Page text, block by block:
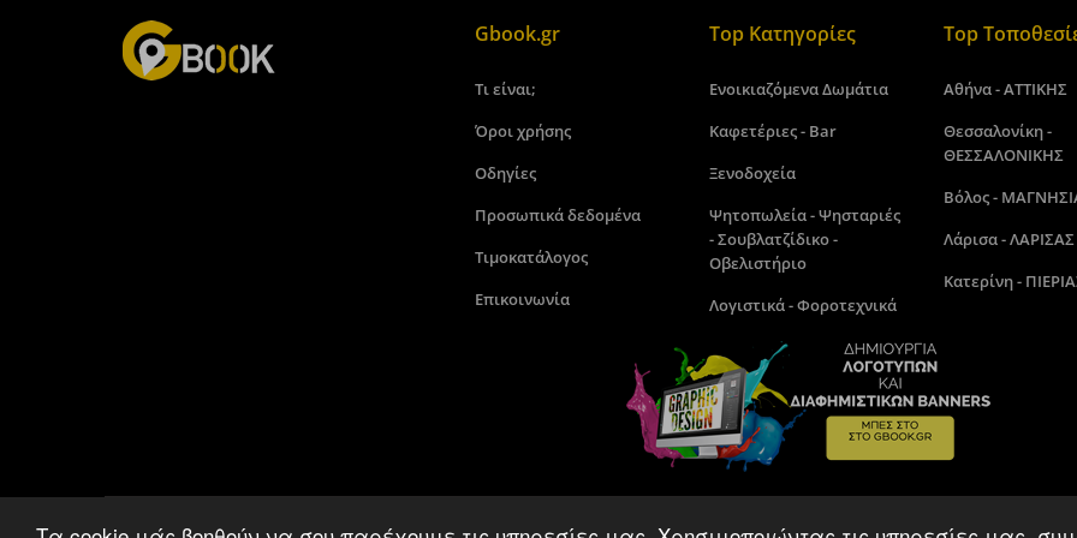
Gbook.gr
Τι είναι;
Όροι χρήσης
Οδηγίες
Προσωπικά δεδομένα
Τιμοκατάλογος
Επικοινωνία
Top Κατηγορίες
Ενοικιαζόμενα Δωμάτια
Καφετέριες - Bar
Ξενοδοχεία
Ψητοπωλεία - Ψησταριές
- Σουβλατζίδικο -
Οβελιστήριο
Λογιστικά - Φοροτεχνικά
Top
Αθήνα - ΑΤΤΙΚΗΣ
Θεσσαλονίκη -
ΘΕΣΣΑΛΟΝΙΚΗΣ
Βόλος -
Λάρισα - ΛΑΡΙΣΑΣ
Κατερίνη -